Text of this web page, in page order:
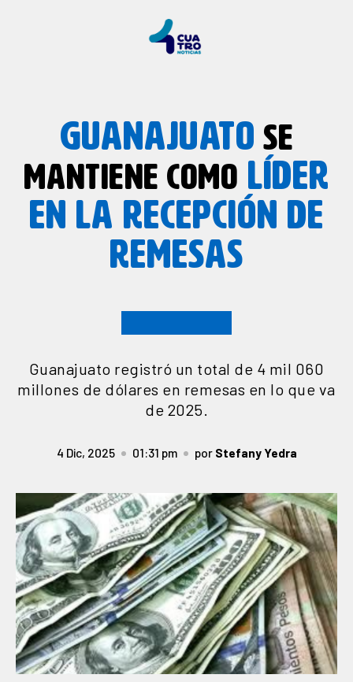
GUANAJUATO SE
MANTIENE COMO LÍDER
EN LA RECEPCIÓN DE
REMESAS
Guanajuato registró un total de 4 mil 060
millones de dólares en remesas en lo que va
de 2025.
4 Dic, 2025 01:31 pm por Stefany Yedra